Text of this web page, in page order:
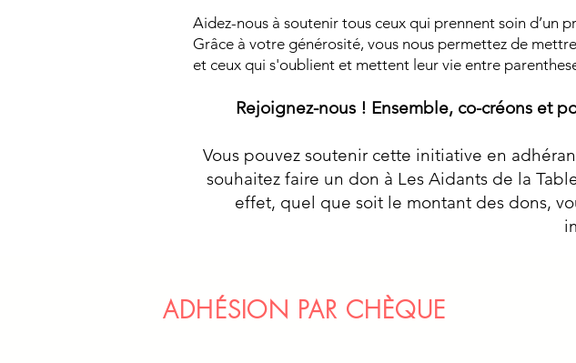
Aidez-nous à soutenir tous ceux qui prennent soin d’un
Grâce à votre générosité, vous nous permettez de
et ceux qui s'oublient et mettent leur vie entre
Rejoignez-nous ! Ensemble, co-créons et
Vous pouvez soutenir cette initiative en
souhaitez faire un don à Les Aidants de la
effet, quel que soit le montant des dons,
ADHÉSION PAR CHÈQUE